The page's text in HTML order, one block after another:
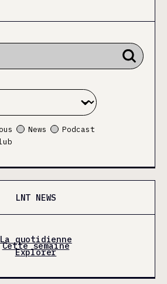
News
Podcast
LNT NEWS
La quotidienne
Cette semaine
Explorer